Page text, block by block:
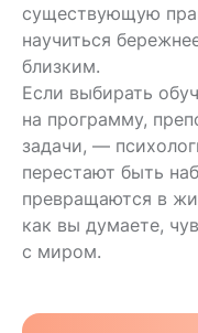
существующую
научиться
близким.
Если выбирать
на программу,
задачи, —
перестают быть
превращаются в
как вы думаете,
с миром.